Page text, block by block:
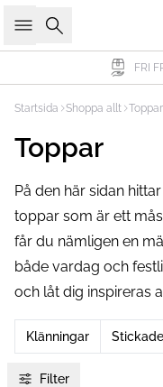
Sök
FRI
Startsida Shoppa allt Toppar
Toppar
På den här sidan
toppar som är ett
får du nämligen en
både vardag och
och låt dig inspireras
Klänningar Stickade
Filter